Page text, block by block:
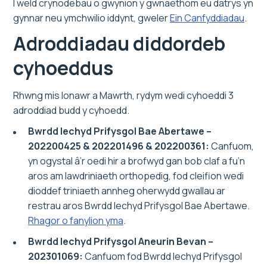
I weld crynodebau o gwynion y gwnaethom eu datrys yn
gynnar neu ymchwilio iddynt, gwelerEin Canfyddiadau.
Adroddiadau diddordeb
cyhoeddus
Rhwng mis Ionawr a Mawrth, rydym wedi cyhoeddi 3
adroddiad budd y cyhoedd.
Bwrdd Iechyd Prifysgol Bae Abertawe –
202200425 & 202201496 & 202200361: Canfuom,
yn ogystal â’r oedi hir a brofwyd gan bob claf a fu’n
aros am lawdriniaeth orthopedig, fod cleifion wedi
dioddef triniaeth annheg oherwydd gwallau ar
restrau aros Bwrdd Iechyd Prifysgol Bae Abertawe.
Rhagor o fanylion yma.
Bwrdd Iechyd Prifysgol Aneurin Bevan –
202301069: Canfuom fod Bwrdd Iechyd Prifysgol